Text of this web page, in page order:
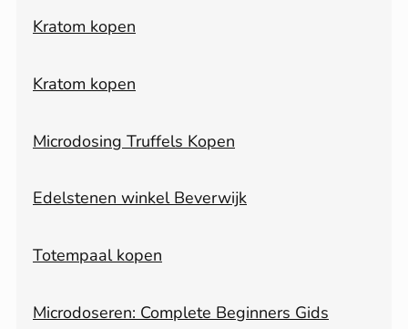
Kratom kopen
Kratom kopen
Microdosing Truffels Kopen
Edelstenen winkel Beverwijk
Totempaal kopen
Microdoseren: Complete Beginners Gids